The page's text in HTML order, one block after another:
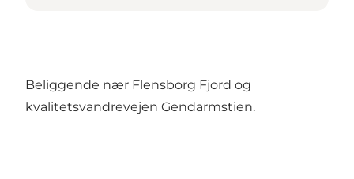
Beliggende nær Flensborg Fjord og
kvalitetsvandrevejen Gendarmstien.